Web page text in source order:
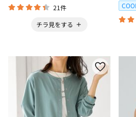
21件
チラ見をする
COOL